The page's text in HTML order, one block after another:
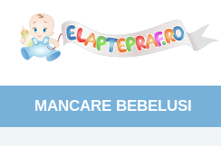
MANCARE BEBELUSI